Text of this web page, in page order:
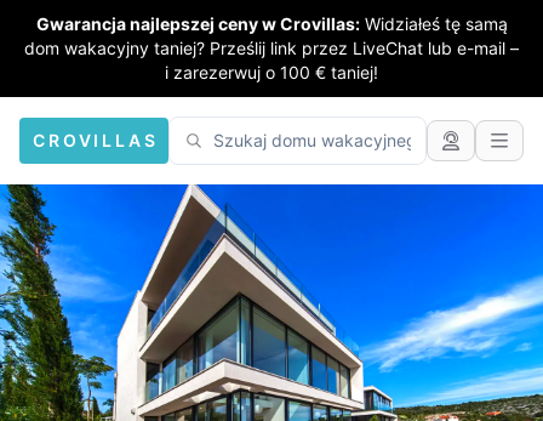
Gwarancja najlepszej ceny w Crovillas: Widziałeś tę samą
dom wakacyjny taniej? Prześlij link przez LiveChat lub e-mail –
i zarezerwuj o 100 € taniej!
CROVILLAS